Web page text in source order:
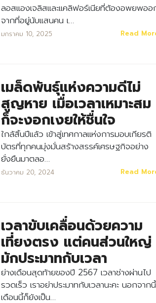
Search
for: Search
ลอสแองเจลิสและแคลิฟอร์เนียที่ต้องอพยพออ
จากที่อยู่นับแสนคน เ…
มกราคม 10, 2025 Read
เมล็ดพันธุ์แห่งความดีไม่
สูญหาย เมื่อเวลาเหมาะสม
ก็จะงอกเงยให้ชื่นใจ
ใกล้สิ้นปีแล้ว เข้าสู่เทศกาลแห่งการมอบเกียรติ
บัตรที่ทุกคนมุ่งมั่นสร้างสรรค์เศรษฐกิจอย่าง
ยั่งยืนมาตลอ…
ธันวาคม 20, 2024 Read
เวลาขับเคลื่อนด้วยความ
เที่ยงตรง แต่คนส่วนใหญ่
มักประมาทกับเวลา
ย่างเดือนสุดท้ายของปี 2567 เวลาช่างผ่านไป
รวดเร็ว เราอย่าประมาทกับเวลานะคะ นอกจากนี้
เดือนนี้ก็ยังเป็น…